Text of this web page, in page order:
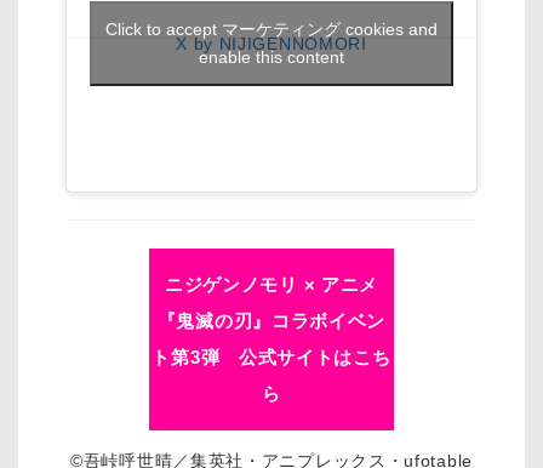
X by NIJIGENNOMORI
Click to accept マーケティング cookies and
enable this content
ニジゲンノモリ × アニメ
『鬼滅の刃』コラボイベン
ト第3弾 公式サイトはこち
ら
©吾峠呼世晴／集英社・アニプレックス・ufotable